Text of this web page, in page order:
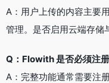
A：用户上传的内容主要
管理。是否启用云端存储
Q：Flowith 是否必须注
A：完整功能通常需要注